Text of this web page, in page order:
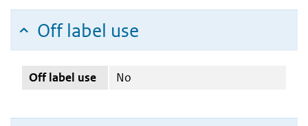
Off label use
Off label use No